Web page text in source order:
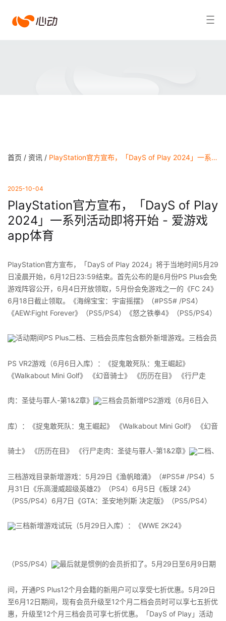
爱搜索结果
首页 / 资讯 / PlayStation官方宣布，「DayS of Play 2024」一系列活动即将开始 - 爱游戏app体育
2025-10-04
PlayStation官方宣布，「DayS of Play
2024」一系列活动即将开始 - 爱游戏
app体育
PlayStation官方宣布，「DayS of Play 2024」将于当地时间5月29
日凌晨开始，6月12日23:59结束。首先公布的是6月份PS Plus会免
游戏阵容公开，6月4日开放领取，5月份会免游戏之一的《FC 24》
6月18日截止领取。《海绵宝宝：宇宙摇摆》（#PS5# /PS4）
《AEW:Fight Forever》（PS5/PS4）《怒之铁拳4》（PS5/PS4） ​​​
活动期间PS Plus二档、三档会员库包含额外新增游戏。三档会员
PS VR2游戏（6月6日入库）：《捉鬼敢死队：鬼王崛起》
《Walkabout Mini Golf》 《幻音骑士》 《历历在目》 《行尸走
肉：圣徒与罪人-第1&2章》 三档会员新增PS2游戏（6月6日入
库）：《捉鬼敢死队：鬼王崛起》 《Walkabout Mini Golf》 《幻音
骑士》 《历历在目》 《行尸走肉：圣徒与罪人-第1&2章》 二档、
三档游戏目录新增游戏：5月29日《渔帆暗涌》（#PS5# /PS4）5
月31日《乐高漫威超级英雄2》（PS4）6月5日《板球 24》
（PS5/PS4）6月7日《GTA：圣安地列斯 决定版》（PS5/PS4）
三档新增游戏试玩（5月29日入库）：《WWE 2K24》
（PS5/PS4） 最后就是惯例的会员折扣了。5月29日至6月9日期
间，开通PS Plus12个月会籍的新用户可以享受七折优惠。5月29日
至6月12日期间，现有会员升级至12个月二档会员时可以享七五折优
惠，升级至12个月三档会员可享七折优惠。「DayS of Play」活动